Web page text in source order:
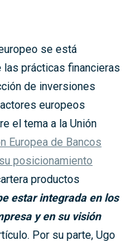
se está
las prácticas financieras
de inversiones
europeos
el tema a la Unión
Europea de Bancos
posicionamiento
productos
estar integrada en los
y en su visión
Por su parte, Ugo